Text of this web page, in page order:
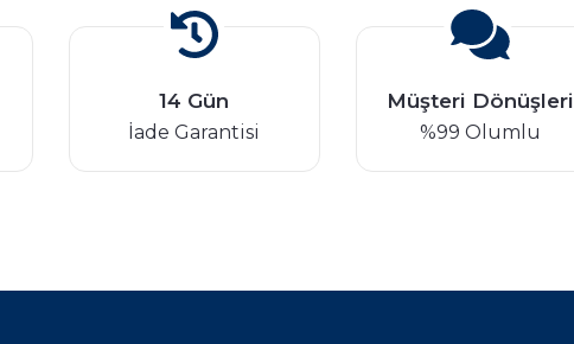
14 Gün
İade Garantisi
Müşteri Dönüşleri
%99 Olumlu